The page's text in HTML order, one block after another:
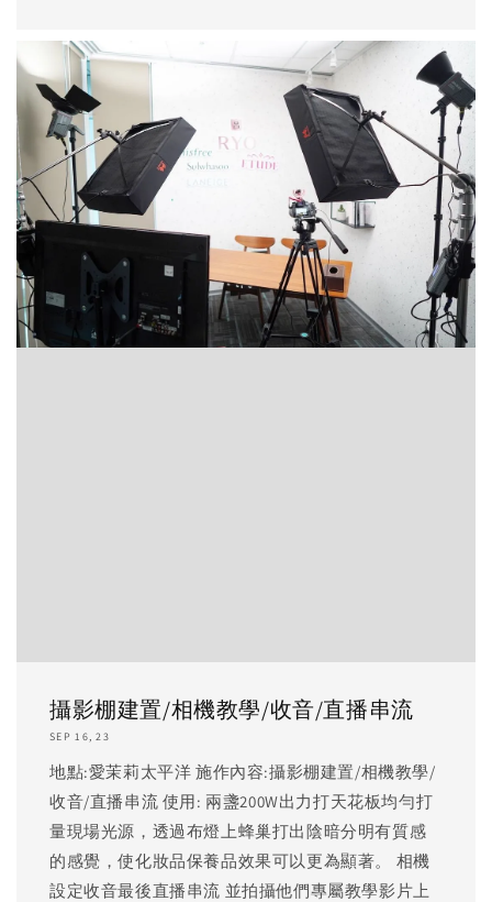
攝影棚建置/相機教學/收音/直播串流
SEP 16, 23
地點:愛茉莉太平洋 施作內容:攝影棚建置/相機教學/
收音/直播串流 使用: 兩盞200W出力打天花板均勻打
量現場光源，透過布燈上蜂巢打出陰暗分明有質感
的感覺，使化妝品保養品效果可以更為顯著。 相機
設定收音最後直播串流 並拍攝他們專屬教學影片上